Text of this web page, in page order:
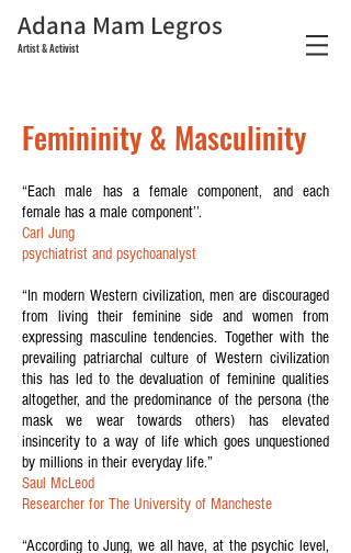
Adana Mam Legros
Artist & Activist
Femininity & Masculinity
“Each male has a female component, and each
female has a male component’’.
Carl Jung
psychiatrist and psychoanalyst
“In modern Western civilization, men are discouraged
from living their feminine side and women from
expressing masculine tendencies. Together with the
prevailing patriarchal culture of Western civilization
this has led to the devaluation of feminine qualities
altogether, and the predominance of the persona (the
mask we wear towards others) has elevated
insincerity to a way of life which goes unquestioned
by millions in their everyday life.”
Saul McLeod
Researcher for The University of Mancheste
“According to Jung, we all have, at the psychic level,